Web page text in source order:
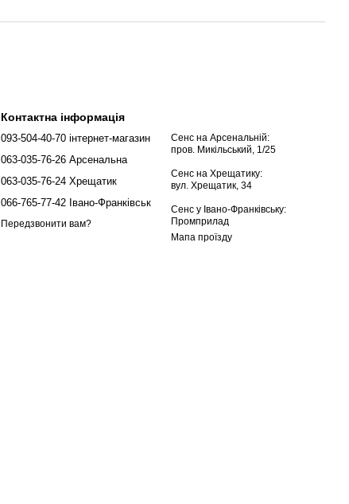
Контактна інформація
093-504-40-70 інтернет-магазин
063-035-76-26 Арсенальна
063-035-76-24 Хрещатик
066-765-77-42 Івано-Франківськ
Передзвонити вам?
Сенс на Арсенальній:
пров. Микільський, 1/25
Сенс на Хрещатику:
вул. Хрещатик, 34
Сенс у Івано-Франківську:
Промприлад
Мапа проїзду